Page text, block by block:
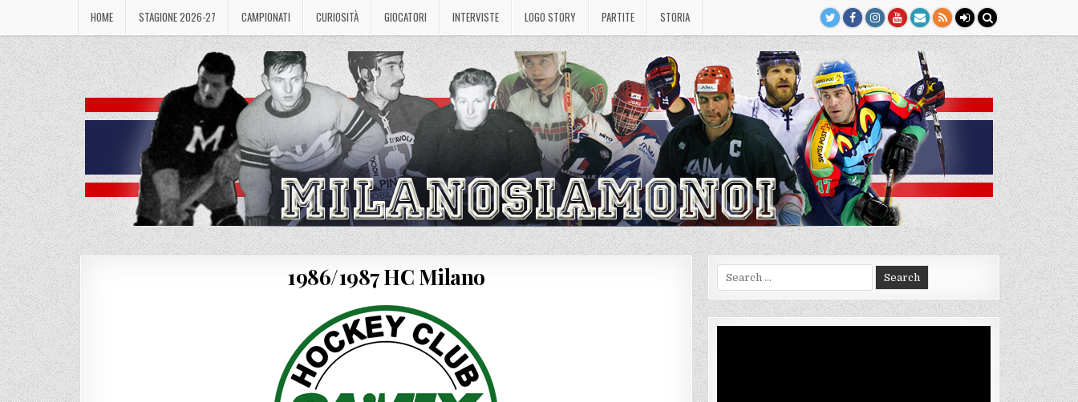
content
HOME STAGIONE 2026-27 CAMPIONATI CURIOSITÀ GIOCATORI INTERVISTE LOGO STORY PARTITE STORIA
1986/1987 HC Milano
Search
for: